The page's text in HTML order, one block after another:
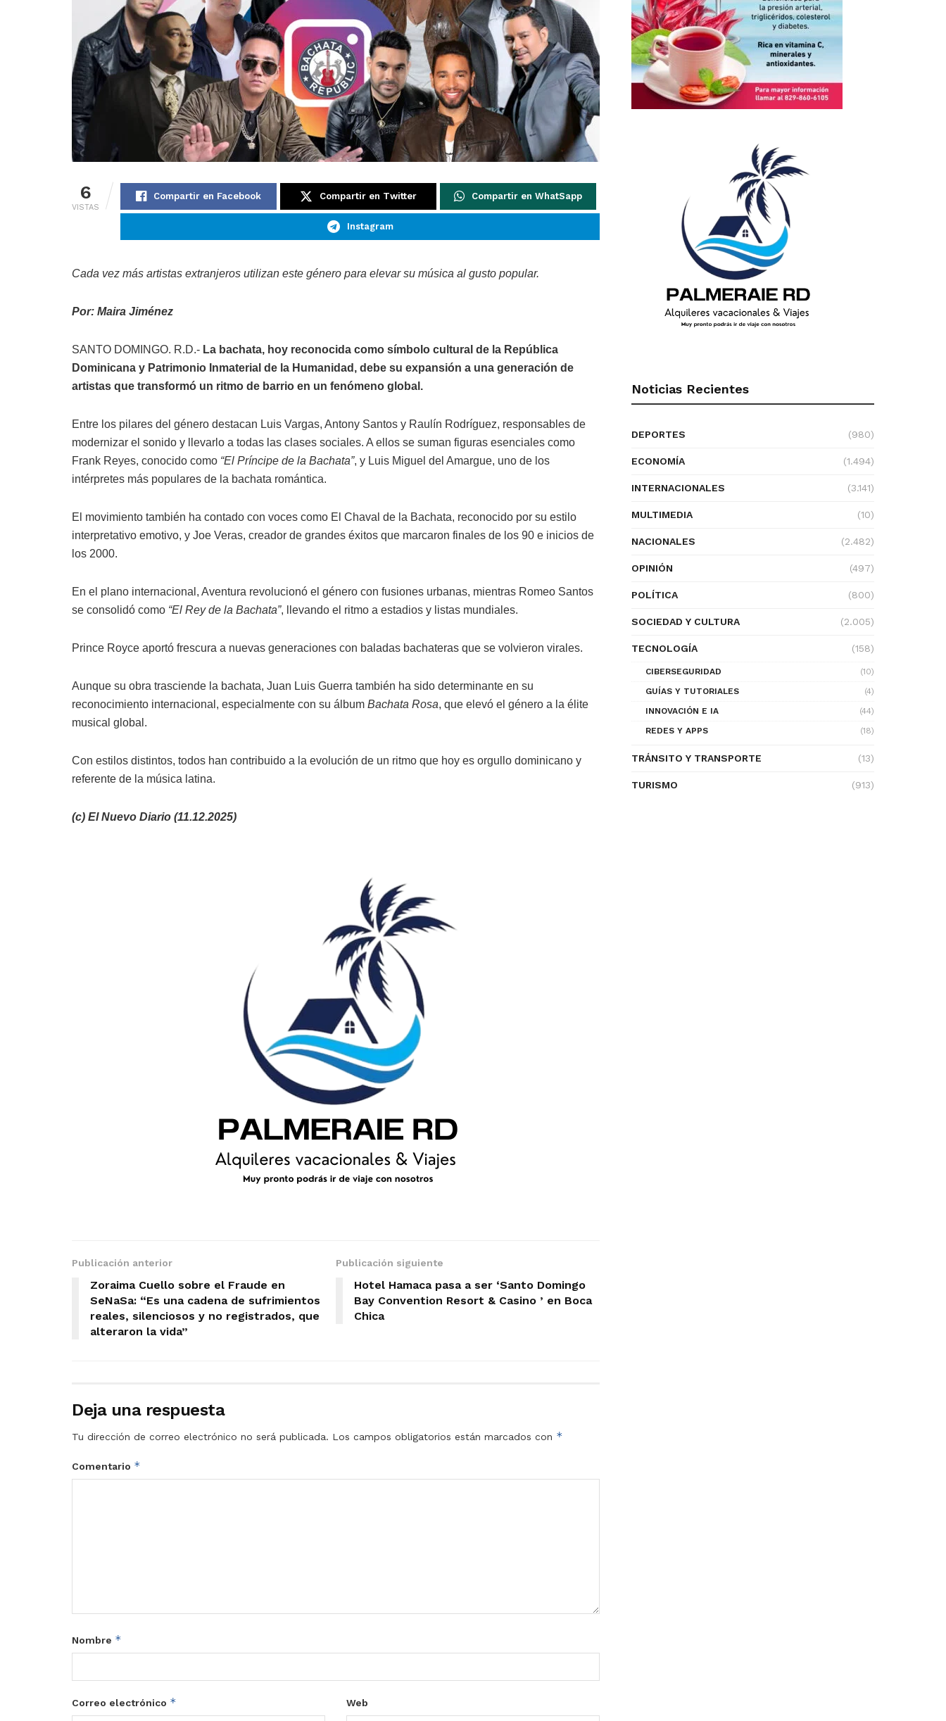
6
VISTAS
Compartir en Facebook Compartir en Twitter Compartir en WhatSapp
Instagram
Cada vez más artistas extranjeros utilizan este género para elevar su música al gusto popular.
Por: Maira Jiménez
SANTO DOMINGO. R.D.- La bachata, hoy reconocida como símbolo cultural de la República
Dominicana y Patrimonio Inmaterial de la Humanidad, debe su expansión a una generación de
artistas que transformó un ritmo de barrio en un fenómeno global.
Entre los pilares del género destacan Luis Vargas, Antony Santos y Raulín Rodríguez, responsables de
modernizar el sonido y llevarlo a todas las clases sociales. A ellos se suman figuras esenciales como
Frank Reyes, conocido como “El Príncipe de la Bachata”, y Luis Miguel del Amargue, uno de los
intérpretes más populares de la bachata romántica.
El movimiento también ha contado con voces como El Chaval de la Bachata, reconocido por su estilo
interpretativo emotivo, y Joe Veras, creador de grandes éxitos que marcaron finales de los 90 e inicios de
los 2000.
En el plano internacional, Aventura revolucionó el género con fusiones urbanas, mientras Romeo Santos
se consolidó como “El Rey de la Bachata”, llevando el ritmo a estadios y listas mundiales.
Prince Royce aportó frescura a nuevas generaciones con baladas bachateras que se volvieron virales.
Aunque su obra trasciende la bachata, Juan Luis Guerra también ha sido determinante en su
reconocimiento internacional, especialmente con su álbum Bachata Rosa, que elevó el género a la élite
musical global.
Con estilos distintos, todos han contribuido a la evolución de un ritmo que hoy es orgullo dominicano y
referente de la música latina.
(c) El Nuevo Diario (11.12.2025)
Publicación anterior
Zoraima Cuello sobre el Fraude en
SeNaSa: “Es una cadena de sufrimientos
reales, silenciosos y no registrados, que
alteraron la vida”
Publicación siguiente
Hotel Hamaca pasa a ser ‘Santo Domingo
Bay Convention Resort & Casino ’ en Boca
Chica
Deja una respuesta
Tu dirección de correo electrónico no será publicada. Los campos obligatorios están marcados con *
Comentario *
Nombre *
Correo electrónico * Web
Noticias Recientes
DEPORTES (980)
ECONOMÍA (1.494)
INTERNACIONALES (3.141)
MULTIMEDIA (10)
NACIONALES (2.482)
OPINIÓN (497)
POLÍTICA (800)
SOCIEDAD Y CULTURA (2.005)
TECNOLOGÍA (158)
CIBERSEGURIDAD
(10)
GUÍAS Y TUTORIALES
(4)
INNOVACIÓN E IA
(44)
REDES Y APPS
(18)
TRÁNSITO Y TRANSPORTE (13)
TURISMO (913)